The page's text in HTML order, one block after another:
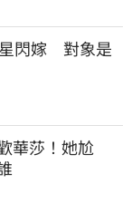
閃嫁　對象是
華莎！她尬